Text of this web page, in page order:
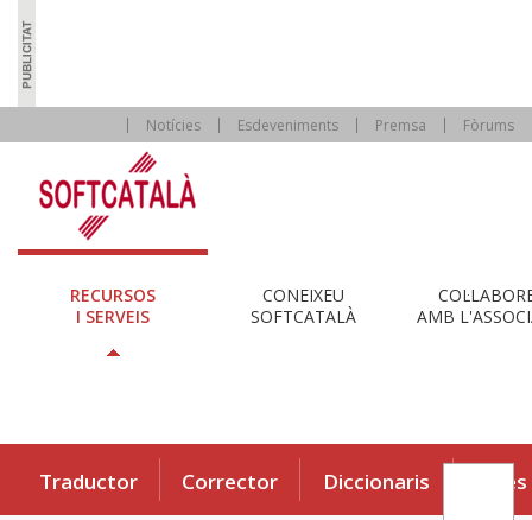
Notícies Esdeveniments Premsa Fòrums
RECURSOS
I SERVEIS
CONEIXEU
SOFTCATALÀ
AMB
Traductor Corrector Diccionaris Eines